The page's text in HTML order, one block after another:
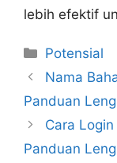
lebih efektif
Categories
Potensial
Nama
Panduan
Cara
Panduan